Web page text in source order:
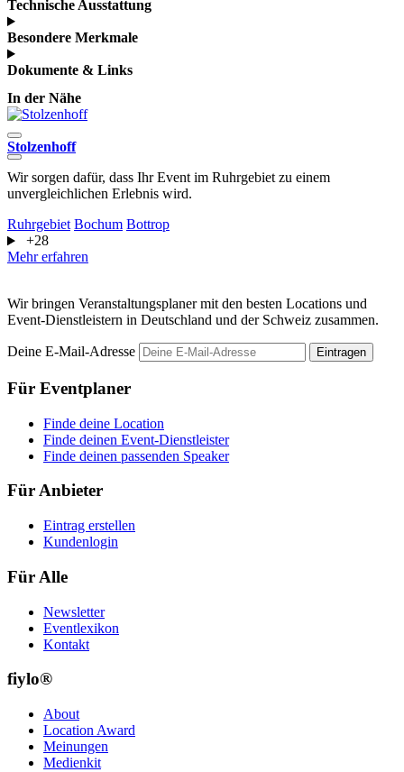
Technische Ausstattung
Besondere Merkmale
Dokumente & Links
In der Nähe
Stolzenhoff
Wir sorgen dafür, dass Ihr Event im Ruhrgebiet zu einem
unvergleichlichen Erlebnis wird.
Ruhrgebiet Bochum Bottrop
+28
Mehr erfahren
Wir bringen Veranstaltungsplaner mit den besten Locations und
Event-Dienstleistern in Deutschland und der Schweiz zusammen.
Deine E-Mail-Adresse Eintragen
Für Eventplaner
Finde deine Location
Finde deinen Event-Dienstleister
Finde deinen passenden Speaker
Für Anbieter
Eintrag erstellen
Kundenlogin
Für Alle
Newsletter
Eventlexikon
Kontakt
fiylo®
About
Location Award
Meinungen
Medienkit